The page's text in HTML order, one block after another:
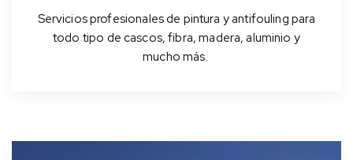
Servicios profesionales de pintura yantifouling para
todo tipo de cascos, fibra, madera, aluminio y
muchomás.